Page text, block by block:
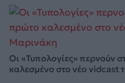
Οι «Τυπολογίες» περνούν
καλεσμένο στο νέο vidcast